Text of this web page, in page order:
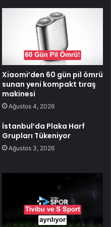
Xiaomi’den 60 gün pil ömrü
sunan yeni kompakt tıraş
makinesi
Ağustos 4, 2026
İstanbul’da Plaka Harf
Grupları Tükeniyor
Ağustos 3, 2026